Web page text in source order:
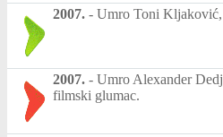
2007. - Umro Toni Kljaković,
2007. - Umro Alexander
filmski glumac.